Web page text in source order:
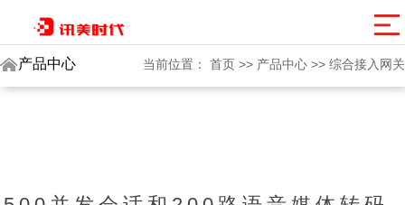
讯美网群
当前位置： 首页 >> 产品中心 >> 综合接入网关
产品中心